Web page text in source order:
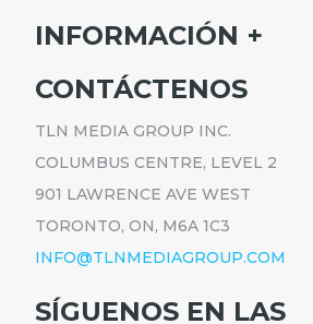
INICIO
PROGRAMAS
INFORMACIÓN
SUSCRÍBETE
CARRERAS
POLÍTICA DE PRIVACIDAD
ACCESIBILIDAD
CONTÁCTENOS
TLN MEDIA GROUP INC.
COLUMBUS CENTRE, LEVEL 2
901 LAWRENCE AVE WEST
TORONTO, ON, M6A 1C3
INFO@TLNMEDIAGROUP.COM
SÍGUENOS EN LAS